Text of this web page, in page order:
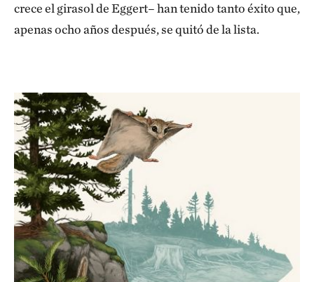
crece el girasol de Eggert– han tenido tanto éxito que,
apenas ocho años después, se quitó de la lista.